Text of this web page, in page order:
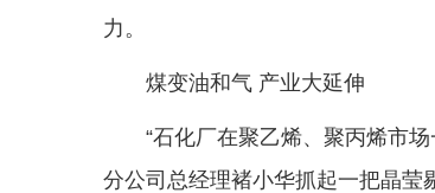
力。
煤变油和气 产业大延伸
“石化厂在聚乙烯、聚丙烯市
分公司总经理褚小华抓起一把晶莹